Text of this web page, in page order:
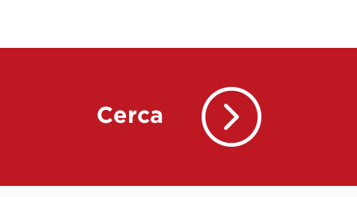
Cerca